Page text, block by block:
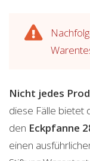
Nicht jedes
diese Fälle bietet
den Eckpfanne
einen